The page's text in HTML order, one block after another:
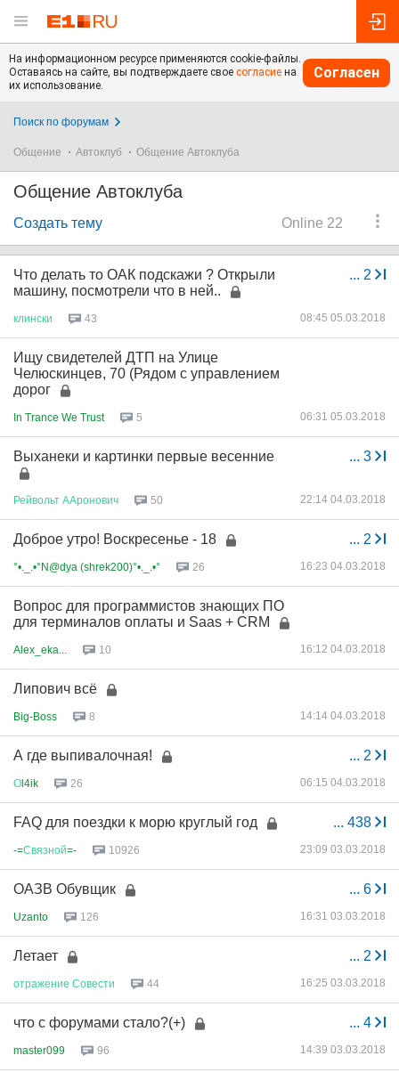
На информационном ресурсе применяются cookie-файлы.
Оставаясь на сайте, вы подтверждаете свое согласие на
их использование.
Согласен
Поиск по форумам
Общение Автоклуб Общение Автоклуба
Общение Автоклуба
Online 22
Создать тему
... 2
Что делать то ОАК подскажи ? Открыли
машину, посмотрели что в ней..
клински 43 08:45 05.03.2018
Ищу свидетелей ДТП на Улице
Челюскинцев, 70 (Рядом с управлением
дорог
In Trance We Trust 5 06:31 05.03.2018
... 3
Выханеки и картинки первые весенние
Рейвольт ААронович 50 22:14 04.03.2018
... 2
Доброе утро! Воскресенье - 18
°•._.•°N@dya (shrek200)°•._.•° 26 16:23 04.03.2018
Вопрос для программистов знающих ПО
для терминалов оплаты и Saas + CRM
Alex_eka... 10 16:12 04.03.2018
Липович всё
Big-Boss 8 14:14 04.03.2018
... 2
А где выпивалочная!
Оl4ik 26 06:15 04.03.2018
... 438
FAQ для поездки к морю круглый год
-=Связной=- 10926 23:09 03.03.2018
... 6
ОАЗВ Обувщик
Uzanto 126 16:31 03.03.2018
... 2
Летает
отражение Совести 44 16:25 03.03.2018
... 4
что с форумами стало?(+)
master099 96 14:39 03.03.2018